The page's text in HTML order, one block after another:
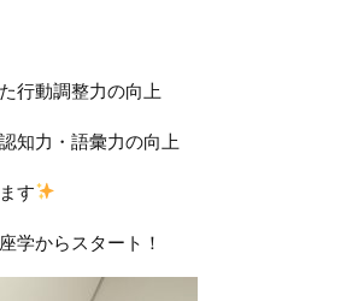
行動調整力の向上
知力・語彙力の向上
す
学からスタート！